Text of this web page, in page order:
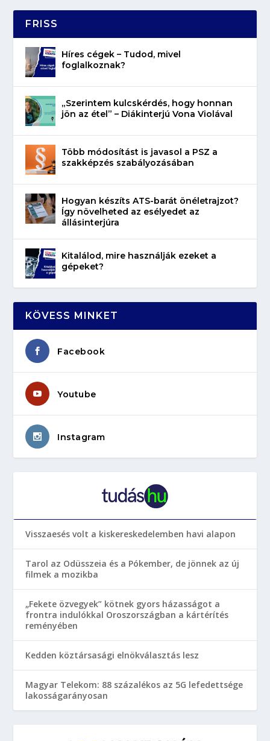
FRISS
Híres cégek – Tudod, mivel
foglalkoznak?
„Szerintem kulcskérdés, hogy honnan
jön az étel” – Diákinterjú Vona Violával
Több módosítást is javasol a PSZ a
szakképzés szabályozásában
Hogyan készíts ATS-barát önéletrajzot?
Így növelheted az esélyedet az
állásinterjúra
Kitalálod, mire használják ezeket a
gépeket?
KÖVESS MINKET
Facebook
Youtube
Instagram
Visszaesés volt a kiskereskedelemben havi alapon
Tarol az Odüsszeia és a Pókember, de jönnek az új
filmek a mozikba
„Fekete özvegyek” kötnek gyors házasságot a
frontra indulókkal Oroszországban a kártérítés
reményében
Kedden köztársasági elnökválasztás lesz
Magyar Telekom: 88 százalékos az 5G lefedettsége
lakosságarányosan